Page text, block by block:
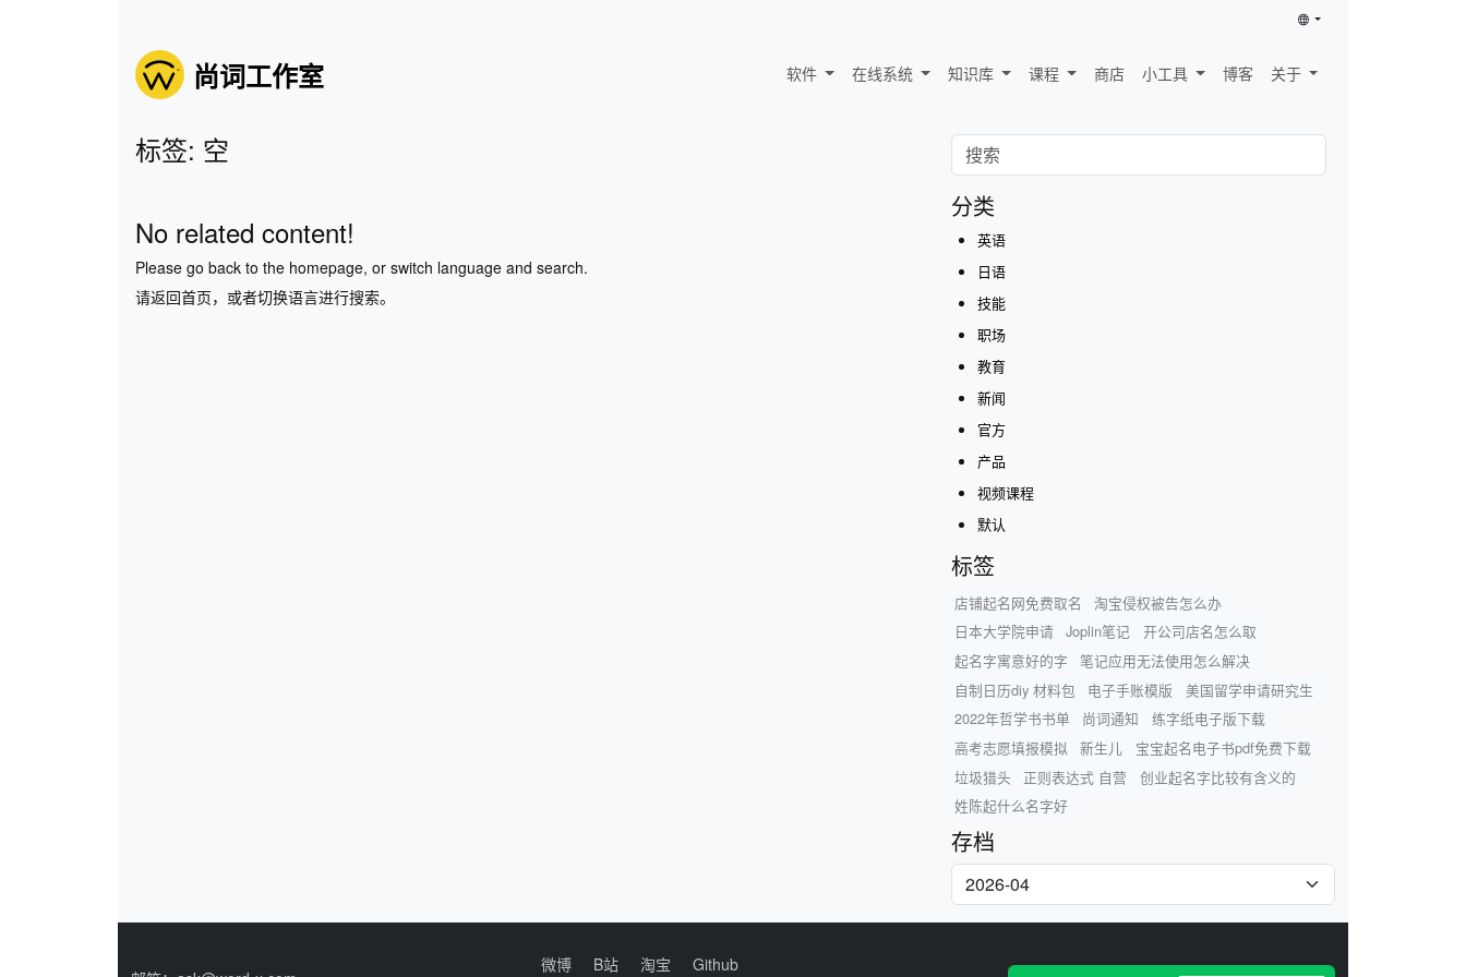
尚词工作室 软件 在线系统 知识库 课程 商店 小工具 博客 关于
标签: 空
No related content!
Please go back to the homepage, or switch language and search.
请返回首页，或者切换语言进行搜索。
分类
英语
日语
技能
职场
教育
新闻
官方
产品
视频课程
默认
标签
店铺起名网免费取名
淘宝侵权被告怎么办
日本大学院申请
Joplin笔记
开公司店名怎么取
起名字寓意好的字
笔记应用无法使用怎么解决
自制日历diy 材料包
电子手账模版
美国留学申请研究生
2022年哲学书书单
尚词通知
练字纸电子版下载
高考志愿填报模拟
新生儿
宝宝起名电子书pdf免费下载
垃圾猎头
正则表达式 自营
创业起名字比较有含义的
姓陈起什么名字好
存档
微博 B站 淘宝 Github